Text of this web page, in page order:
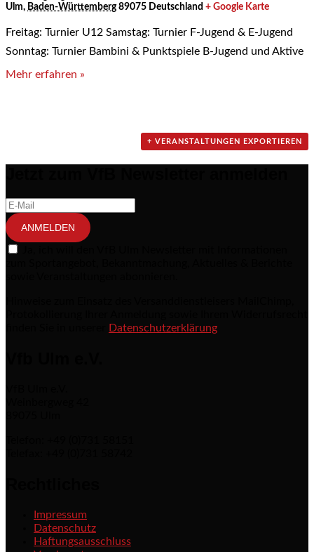
Ulm, Baden-Württemberg 89075 Deutschland + Google Karte
Freitag: Turnier U12 Samstag: Turnier F-Jugend & E-Jugend
Sonntag: Turnier Bambini & Punktspiele B-Jugend und Aktive
Mehr erfahren »
+ VERANSTALTUNGEN EXPORTIEREN
ANMELDEN
Datenschutzerklärung
Impressum
Datenschutz
Haftungsausschluss